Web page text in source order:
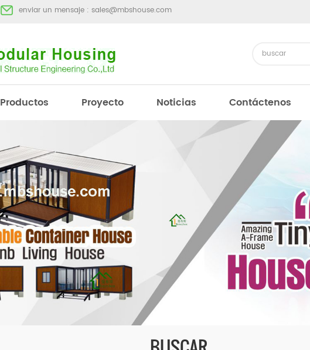
enviar un mensaje : sales@mbshouse.com
Productos Proyecto Noticias Contáctenos